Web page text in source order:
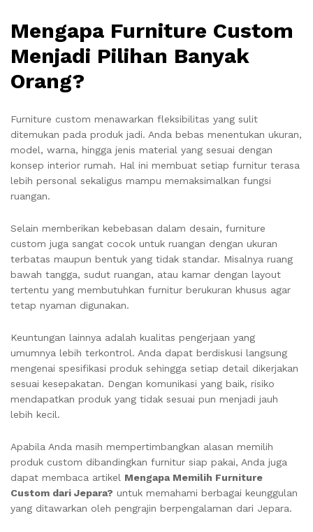
Mengapa Furniture Custom
Menjadi Pilihan Banyak
Orang?
Furniture custom menawarkan fleksibilitas yang sulit
ditemukan pada produk jadi. Anda bebas menentukan ukuran,
model, warna, hingga jenis material yang sesuai dengan
konsep interior rumah. Hal ini membuat setiap furnitur terasa
lebih personal sekaligus mampu memaksimalkan fungsi
ruangan.
Selain memberikan kebebasan dalam desain, furniture
custom juga sangat cocok untuk ruangan dengan ukuran
terbatas maupun bentuk yang tidak standar. Misalnya ruang
bawah tangga, sudut ruangan, atau kamar dengan layout
tertentu yang membutuhkan furnitur berukuran khusus agar
tetap nyaman digunakan.
Keuntungan lainnya adalah kualitas pengerjaan yang
umumnya lebih terkontrol. Anda dapat berdiskusi langsung
mengenai spesifikasi produk sehingga setiap detail dikerjakan
sesuai kesepakatan. Dengan komunikasi yang baik, risiko
mendapatkan produk yang tidak sesuai pun menjadi jauh
lebih kecil.
Apabila Anda masih mempertimbangkan alasan memilih
produk custom dibandingkan furnitur siap pakai, Anda juga
dapat membaca artikel Mengapa Memilih Furniture
Custom dari Jepara? untuk memahami berbagai keunggulan
yang ditawarkan oleh pengrajin berpengalaman dari Jepara.